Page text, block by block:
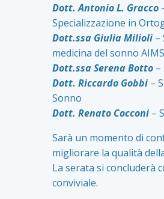
Dott. Antonio L. Gracco
Specializzazione in
Dott.ssa Giulia Milioli –
medicina del sonno
Dott.ssa Serena Botto –
Dott. Riccardo Gobbi –
Sonno
Dott. Renato Cocconi –
Sarà un momento di
migliorare la qualità
La serata si concluderà
conviviale.